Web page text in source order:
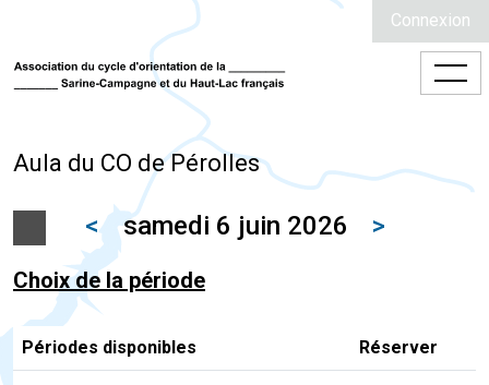
Connexion
Aula du CO de Pérolles
< samedi 6 juin 2026 >
Choix de la période
Périodes disponibles Réserver